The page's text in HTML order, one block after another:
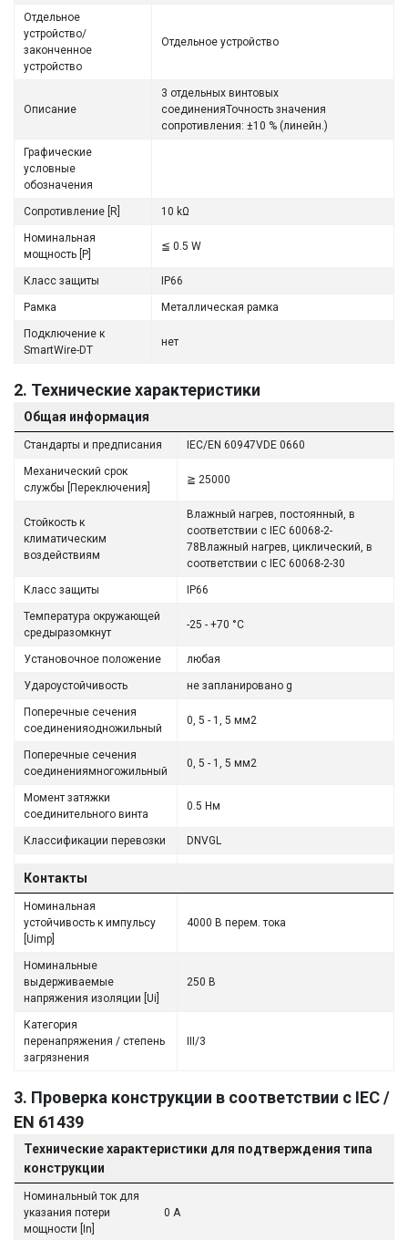
Отдельное
устройство/
законченное
устройство
Отдельное устройство
Описание
3 отдельных винтовых
соединенияТочность значения
сопротивления: ±10 % (линейн.)
Графические
условные
обозначения
Сопротивление [R] 10 kΩ
Номинальная
мощность [P]
≦ 0.5 W
Класс защиты IP66
Рамка Металлическая рамка
Подключение к
SmartWire-DT
нет
2. Технические характеристики
Общая информация
Стандарты и предписания IEC/EN 60947VDE 0660
Механический срок
службы [Переключения]
≧ 25000
Стойкость к
климатическим
воздействиям
Влажный нагрев, постоянный, в
соответствии с IEC 60068-2-
78Влажный нагрев, циклический, в
соответствии с IEC 60068-2-30
Класс защиты IP66
Температура окружающей
средыразомкнут
-25 - +70 °C
Установочное положение любая
Удароустойчивость не запланировано g
Поперечные сечения
соединенияодножильный
0, 5 - 1, 5 мм2
Поперечные сечения
соединениямногожильный
0, 5 - 1, 5 мм2
Момент затяжки
соединительного винта
0.5 Нм
Классификации перевозки DNVGL
Контакты
Номинальная
устойчивость к импульсу
[Uimp]
4000 В перем. тока
Номинальные
выдерживаемые
напряжения изоляции [Ui]
250 В
Категория
перенапряжения / степень
загрязнения
III/3
3. Проверка конструкции в соответствии с IEC /
EN 61439
Технические характеристики для подтверждения типа
конструкции
Номинальный ток для
указания потери
мощности [In]
0 A